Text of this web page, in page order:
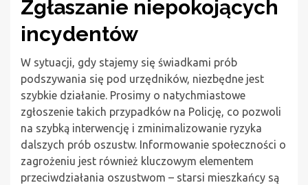
Zgłaszanie niepokojących
incydentów
W sytuacji, gdy stajemy się świadkami prób
podszywania się pod urzędników, niezbędne jest
szybkie działanie. Prosimy o natychmiastowe
zgłoszenie takich przypadków na Policję, co pozwoli
na szybką interwencję i zminimalizowanie ryzyka
dalszych prób oszustw. Informowanie społeczności o
zagrożeniu jest również kluczowym elementem
przeciwdziałania oszustwom – starsi mieszkańcy są